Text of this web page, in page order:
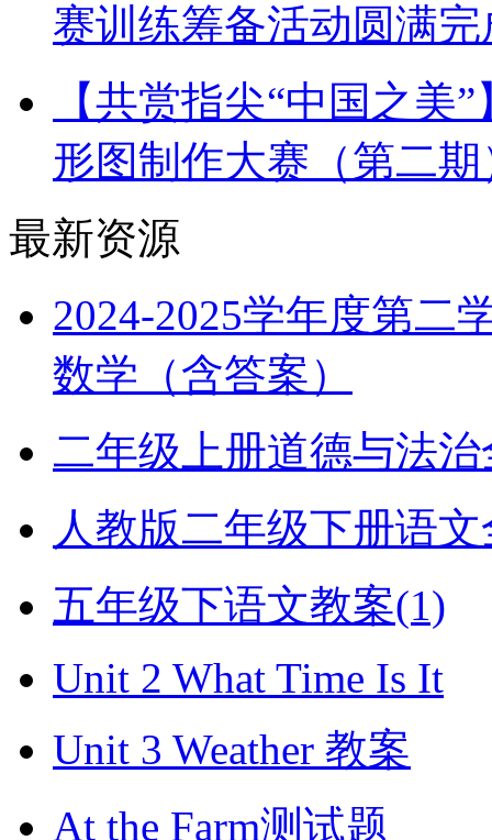
赛训练筹备活动圆满完
【共赏指尖“中国之美
形图制作大赛（第二期
最新资源
2024-2025学年度第二
数学（含答案）
二年级上册道德与法
人教版二年级下册语
五年级下语文教案(1)
Unit 2 What Time Is It
Unit 3 Weather 教案
At the Farm测试题